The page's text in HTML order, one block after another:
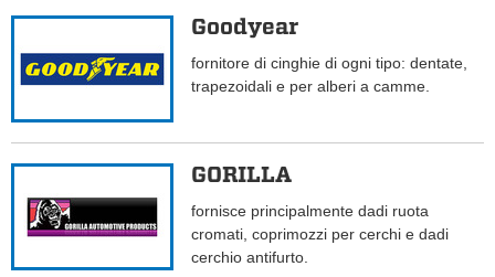
Goodyear
fornitore di cinghie di ogni tipo: dentate,
trapezoidali e per alberi a camme.
GORILLA
fornisce principalmente dadi ruota
cromati, coprimozzi per cerchi e dadi
cerchio antifurto.